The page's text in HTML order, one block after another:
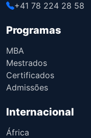
+41 78 224 28 58
Programas
MBA
Mestrados
Certificados
Admissões
Internacional
África